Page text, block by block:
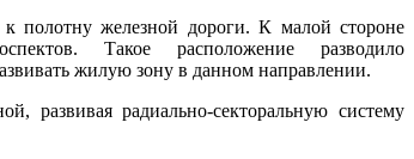
полотну железной дороги. К малой стороне
Такое расположение разводило
жилую зону в данном направлении.
развивая радиально-секторальную систему